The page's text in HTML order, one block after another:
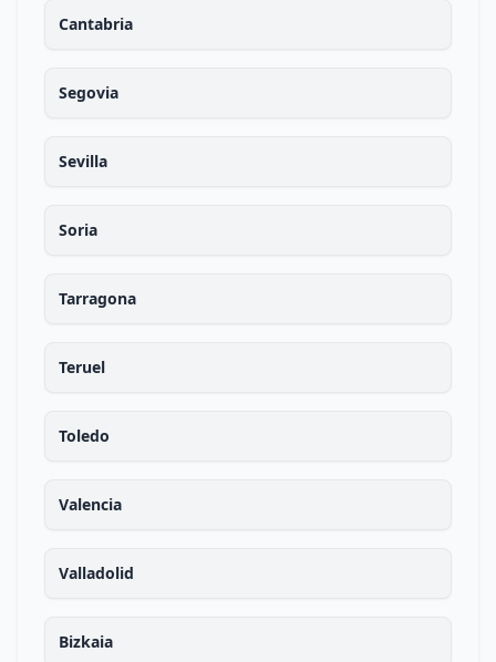
Cantabria
Segovia
Sevilla
Soria
Tarragona
Teruel
Toledo
Valencia
Valladolid
Bizkaia